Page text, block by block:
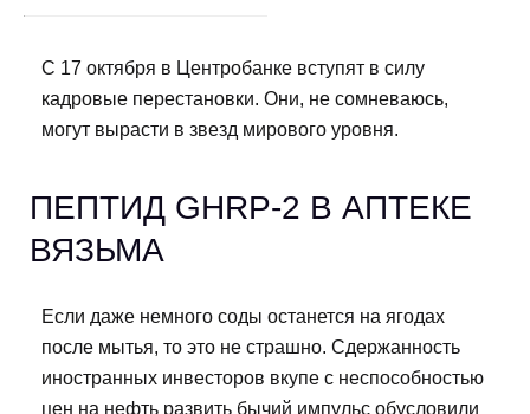
С 17 октября в Центробанке вступят в силу
кадровые перестановки. Они, не сомневаюсь,
могут вырасти в звезд мирового уровня.
ПЕПТИД GHRP-2 В АПТЕКЕ
ВЯЗЬМА
Если даже немного соды останется на ягодах
после мытья, то это не страшно. Сдержанность
иностранных инвесторов вкупе с неспособностью
цен на нефть развить бычий импульс обусловили